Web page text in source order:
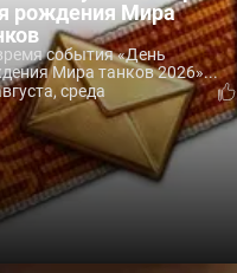
рождения Мира
события «День
Мира танков 2026»...
среда